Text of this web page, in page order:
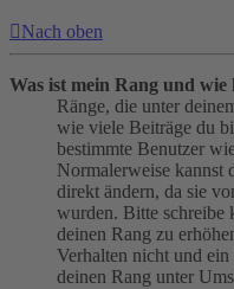
Nach oben
Was ist mein Rang und
Ränge, die unter
wie viele Beiträge du
bestimmte Benutzer
Normalerweise kannst
direkt ändern, da sie
wurden. Bitte schreibe
deinen Rang zu
Verhalten nicht und
deinen Rang unter